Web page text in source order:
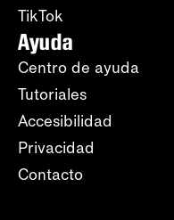
TikTok
Ayuda
Centro de ayuda
Tutoriales
Accesibilidad
Privacidad
Contacto